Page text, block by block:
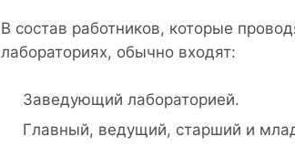
В состав работников, которые
лабораториях, обычно входят:
Заведующий лабораторией.
Главный, ведущий, старший и